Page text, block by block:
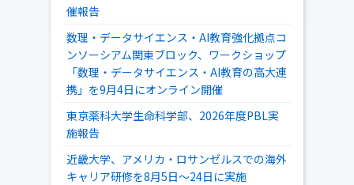
催報告
数理・データサイエンス・AI教育強化拠点コ
ンソーシアム関東ブロック、ワークショップ
「数理・データサイエンス・AI教育の高大連
携」を9月4日にオンライン開催
東京薬科大学生命科学部、2026年度PBL実
施報告
近畿大学、アメリカ・ロサンゼルスでの海外
キャリア研修を8月5日～24日に実施